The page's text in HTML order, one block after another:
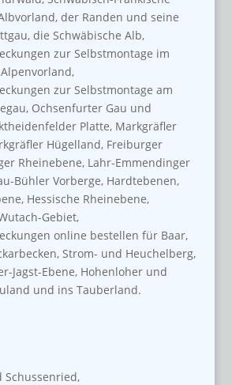
der Randen und seine
die Schwäbische Alb,
zur Selbstmontage im
zur Selbstmontage am
Ochsenfurter Gau und
Platte, Markgräfler
Hügelland, Freiburger
Rheinebene, Lahr-Emmendinger
Bühler Vorberge, Hardtebenen,
Hessische Rheinebene,
Gebiet,
online bestellen für Baar,
Strom- und Heuchelberg,
Jagst-Ebene, Hohenloher und
und ins Tauberland.
Schussenried,